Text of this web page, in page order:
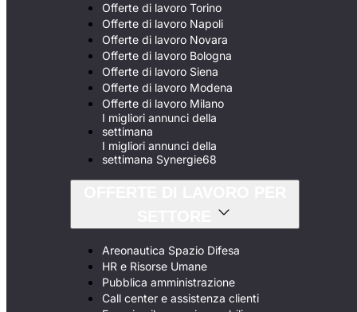
Offerte di lavoro Torino
Offerte di lavoro Napoli
Offerte di lavoro Novara
Offerte di lavoro Bologna
Offerte di lavoro Siena
Offerte di lavoro Modena
Offerte di lavoro Milano
I migliori annunci della
settimana
I migliori annunci della
settimana Synergie68
Areonautica Spazio Difesa
HR e Risorse Umane
Pubblica amministrazione
Call center e assistenza clienti